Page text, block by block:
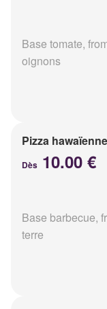
Base tomate,
oignons
Pizza hawaïenne
Dès 10.00 €
Base barbecue,
terre